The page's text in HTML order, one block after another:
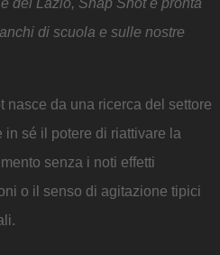
del Lazio, Snap Shot è pronta
di scuola e sulle nostre
nasce da una ricerca del settore
sé il potere di riattivare la
senza i noti effetti
o il senso di agitazione tipici